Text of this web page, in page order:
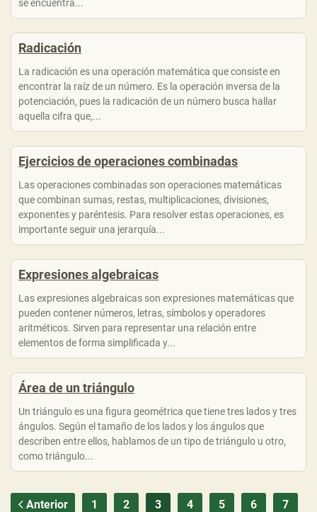
se encuentra...
Radicación
La radicación es una operación matemática que consiste en
encontrar la raíz de un número. Es la operación inversa de la
potenciación, pues la radicación de un número busca hallar
aquella cifra que,...
Ejercicios de operaciones combinadas
Las operaciones combinadas son operaciones matemáticas
que combinan sumas, restas, multiplicaciones, divisiones,
exponentes y paréntesis. Para resolver estas operaciones, es
importante seguir una jerarquía...
Expresiones algebraicas
Las expresiones algebraicas son expresiones matemáticas que
pueden contener números, letras, símbolos y operadores
aritméticos. Sirven para representar una relación entre
elementos de forma simplificada y...
Área de un triángulo
Un triángulo es una figura geométrica que tiene tres lados y tres
ángulos. Según el tamaño de los lados y los ángulos que
describen entre ellos, hablamos de un tipo de triángulo u otro,
como triángulo...
Anterior 1 2 3 4 5 6 7